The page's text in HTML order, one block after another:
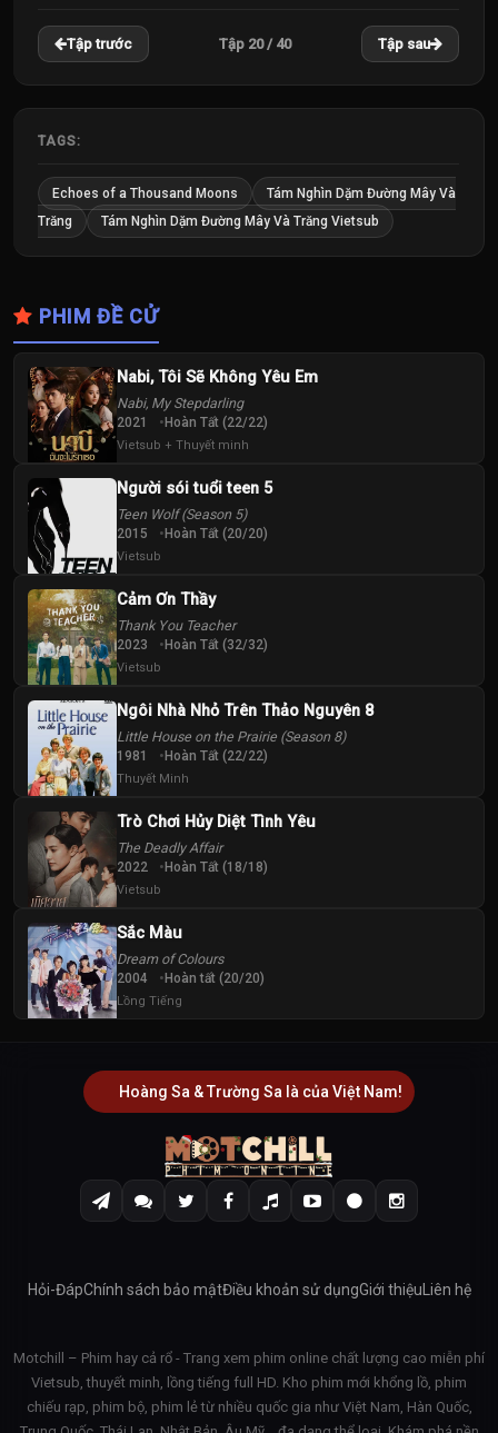
22
Tập
Tập
24
Tập
25
26
27
28
Tập
29
Tập
30
Tập
34
Tập
37
Tập
38
Tập
Tập trước Tập 20 / 40 Tập sau
TAGS:
Echoes of a Thousand Moons
Tám Nghìn Dặm Đường Mây Và
Trăng
Tám Nghìn Dặm Đường Mây Và Trăng Vietsub
PHIM ĐỀ CỬ
Nabi, Tôi Sẽ Không Yêu Em
Nabi, My Stepdarling
2021 Hoàn Tất (22/22)
Vietsub + Thuyết minh
Người sói tuổi teen 5
Teen Wolf (Season 5)
2015 Hoàn Tất (20/20)
Vietsub
Cảm Ơn Thầy
Thank You Teacher
2023 Hoàn Tất (32/32)
Vietsub
Ngôi Nhà Nhỏ Trên Thảo Nguyên 8
Little House on the Prairie (Season 8)
1981 Hoàn Tất (22/22)
Thuyết Minh
Trò Chơi Hủy Diệt Tình Yêu
The Deadly Affair
2022 Hoàn Tất (18/18)
Vietsub
Sắc Màu
Dream of Colours
2004 Hoàn tất (20/20)
Lồng Tiếng
Hoàng Sa & Trường Sa là của Việt Nam!
Hỏi-ĐápChính sách bảo mậtĐiều khoản sử dụngGiới thiệu Liên hệ
Motchill – Phim hay cả rổ - Trang xem phim online chất lượng cao miễn phí
Vietsub, thuyết minh, lồng tiếng full HD. Kho phim mới khổng lồ, phim
chiếu rạp, phim bộ, phim lẻ từ nhiều quốc gia như Việt Nam, Hàn Quốc,